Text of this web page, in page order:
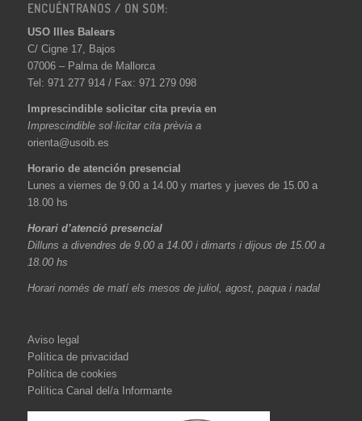
ENCUÉNTRANOS / ON SOM:
USO Illes Balears
C/ Cigne 17, Bajos
07006 – Palma de Mallorca
Tel: 971 277 914 / Fax: 971 279 098
Imprescindible solicitar cita previa en
Imprescindible sol·licitar cita prèvia a
orienta@usoib.es
Horario de atención presencial
Lunes a viernes de 9.00 a 14.00 y martes y jueves de 15.00 a
18.00 hs
Horari d’atenció presencial
Dilluns a divendres de 9.00 a 14.00 i dimarts i dijous de 15.00 a
18.00 hs
Horari només de matí els mesos de juliol, agost, paqua i nadal
Aviso legal
Política de privacidad
Política de cookies
Política Canal del/a Informante